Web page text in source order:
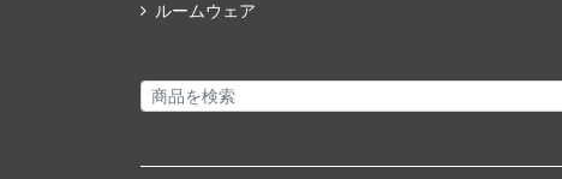
ルームウェア